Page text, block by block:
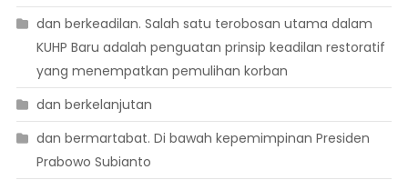
dan berkeadilan. Salah satu terobosan utama dalam
KUHP Baru adalah penguatan prinsip keadilan restoratif
yang menempatkan pemulihan korban
dan berkelanjutan
dan bermartabat. Di bawah kepemimpinan Presiden
Prabowo Subianto